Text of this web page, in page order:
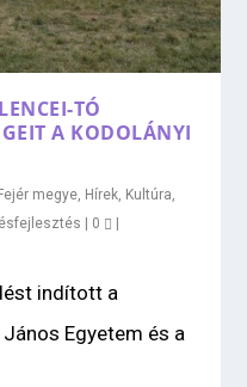
TÓ
A KODOLÁNYI
megye Hírek Kultúra
| 0 |
indított a
Egyetem és a